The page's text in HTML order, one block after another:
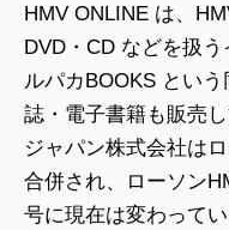
HMV ONLINE は、
DVD・CD などを扱
ルパカBOOKS とい
誌・電子書籍も販売
ジャパン株式会社は
合併され、ローソン
号に現在は変わってい